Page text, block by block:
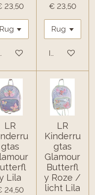
23,50
winkelwagen
€ 23,50
In
LR
gtas
Lila
24,50
LR
Kinderru
gtas
Glamour
Butterfl
y Roze /
licht Lila